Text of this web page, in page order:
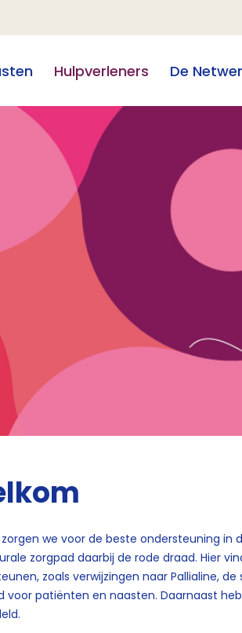
Hulpverleners De
we voor de beste ondersteuning in
zorgpad daarbij de rode draad. Hier
zoals verwijzingen naar Pallialine,
voor patiënten en naasten. Daarnaast